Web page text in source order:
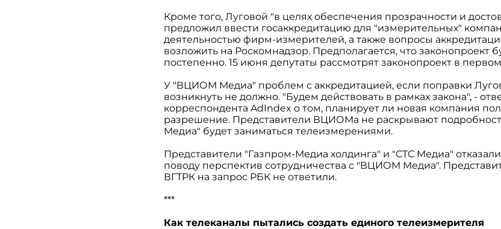
Кроме того, Луговой "в целях обеспечения прозрачности и
предложил ввести госаккредитацию для "измерительных"
деятельностью фирм-измерителей, а также вопросы
возложить на Роскомнадзор. Предполагается, что законопроект
постепенно. 15 июня депутаты рассмотрят законопроект в
У "ВЦИОМ Медиа" проблем с аккредитацией, если поправки
возникнуть не должно. "Будем действовать в рамках закона", -
корреспондента AdIndex о том, планирует ли новая компания
разрешение. Представители ВЦИОМа не раскрывают
Медиа" будет заниматься телеизмерениями.
Представители "Газпром-Медиа холдинга" и "СТС Медиа"
поводу перспектив сотрудничества с "ВЦИОМ Медиа".
ВГТРК на запрос РБК не ответили.
***
Как телеканалы пытались создать единого телеизмерителя